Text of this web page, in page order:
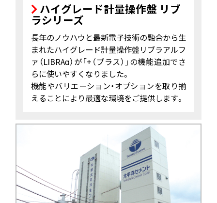
ハイグレード計量操作盤 リブ
ラシリーズ
長年のノウハウと最新電子技術の融合から生
まれたハイグレード計量操作盤リブラアルフ
ァ（LIBRAα）が「+（プラス）」の機能追加でさ
らに使いやすくなりました。
機能やバリエーション・オプションを取り揃
えることにより最適な環境をご提供します。